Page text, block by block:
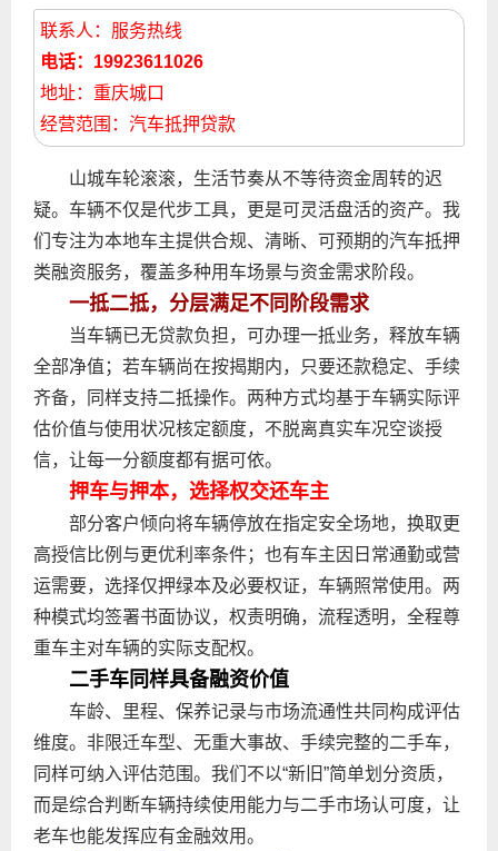
联系人：服务热线
电话：19923611026
地址：重庆城口
经营范围：汽车抵押贷款
山城车轮滚滚，生活节奏从不等待资金周转的迟
疑。车辆不仅是代步工具，更是可灵活盘活的资产。我
们专注为本地车主提供合规、清晰、可预期的汽车抵押
类融资服务，覆盖多种用车场景与资金需求阶段。
一抵二抵，分层满足不同阶段需求
当车辆已无贷款负担，可办理一抵业务，释放车辆
全部净值；若车辆尚在按揭期内，只要还款稳定、手续
齐备，同样支持二抵操作。两种方式均基于车辆实际评
估价值与使用状况核定额度，不脱离真实车况空谈授
信，让每一分额度都有据可依。
押车与押本，选择权交还车主
部分客户倾向将车辆停放在指定安全场地，换取更
高授信比例与更优利率条件；也有车主因日常通勤或营
运需要，选择仅押绿本及必要权证，车辆照常使用。两
种模式均签署书面协议，权责明确，流程透明，全程尊
重车主对车辆的实际支配权。
二手车同样具备融资价值
车龄、里程、保养记录与市场流通性共同构成评估
维度。非限迁车型、无重大事故、手续完整的二手车，
同样可纳入评估范围。我们不以“新旧”简单划分资质，
而是综合判断车辆持续使用能力与二手市场认可度，让
老车也能发挥应有金融效用。